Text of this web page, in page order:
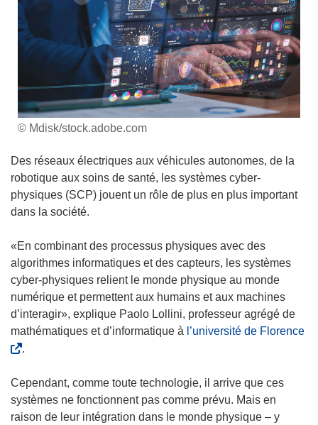
© Mdisk/stock.adobe.com
Des réseaux électriques aux véhicules autonomes, de la
robotique aux soins de santé, les systèmes cyber-
physiques (SCP) jouent un rôle de plus en plus important
dans la société.
«En combinant des processus physiques avec des
algorithmes informatiques et des capteurs, les systèmes
cyber-physiques relient le monde physique au monde
numérique et permettent aux humains et aux machines
d’interagir», explique Paolo Lollini, professeur agrégé de
mathématiques et d’informatique à l’université de Florence(
.
Cependant, comme toute technologie, il arrive que ces
systèmes ne fonctionnent pas comme prévu. Mais en
raison de leur intégration dans le monde physique – y